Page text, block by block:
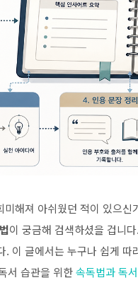
해져 아쉬웠던 적이 있으
이 궁금해 검색하셨을 겁니
. 이 글에서는 누구나 쉽게 따
서 습관을 위한속독법과 독